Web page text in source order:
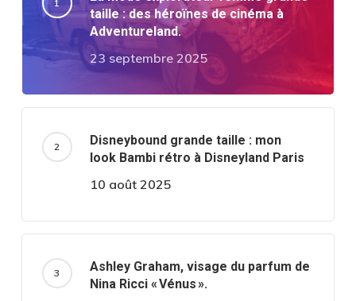
taille : des héroïnes de cinéma à
Adventureland.
23 septembre 2025
Disneybound grande taille : mon
look Bambi rétro à Disneyland Paris
10 août 2025
Ashley Graham, visage du parfum de
Nina Ricci « Vénus ».